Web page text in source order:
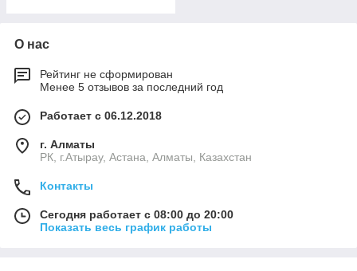
О нас
Рейтинг не сформирован
Менее 5 отзывов за последний год
Работает с 06.12.2018
г. Алматы
РК, г.Атырау, Астана, Алматы, Казахстан
Контакты
Сегодня работает с 08:00 до 20:00
Показать весь график работы